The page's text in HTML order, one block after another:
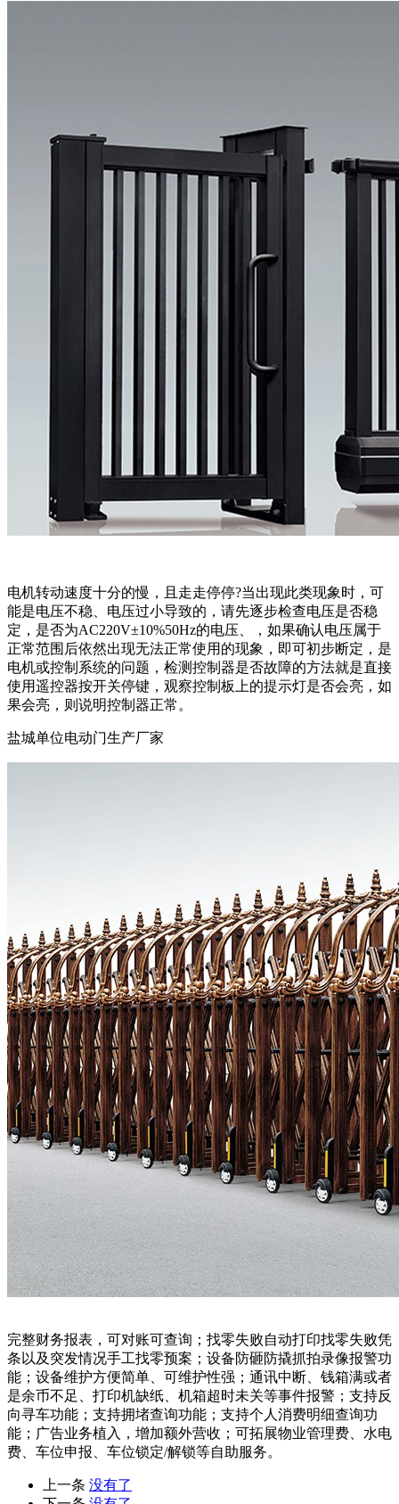
电机转动速度十分的慢，且走走停停?当出现此类现象时，可
能是电压不稳、电压过小导致的，请先逐步检查电压是否稳
定，是否为AC220V±10%50Hz的电压、，如果确认电压属于
正常范围后依然出现无法正常使用的现象，即可初步断定，是
电机或控制系统的问题，检测控制器是否故障的方法就是直接
使用遥控器按开关停键，观察控制板上的提示灯是否会亮，如
果会亮，则说明控制器正常。
盐城单位电动门生产厂家
完整财务报表，可对账可查询；找零失败自动打印找零失败凭
条以及突发情况手工找零预案；设备防砸防撬抓拍录像报警功
能；设备维护方便简单、可维护性强；通讯中断、钱箱满或者
是余币不足、打印机缺纸、机箱超时未关等事件报警；支持反
向寻车功能；支持拥堵查询功能；支持个人消费明细查询功
能；广告业务植入，增加额外营收；可拓展物业管理费、水电
费、车位申报、车位锁定/解锁等自助服务。
上一条 没有了